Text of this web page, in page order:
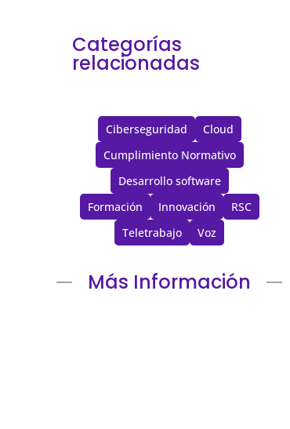
Categorías
relacionadas
Ciberseguridad
Cloud
Cumplimiento Normativo
Desarrollo software
Formación
Innovación
RSC
Teletrabajo
Voz
Más Información